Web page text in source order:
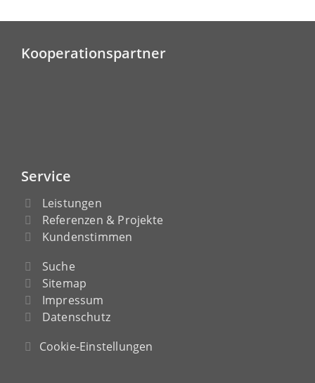
Kooperationspartner
Service
Leistungen
Referenzen & Projekte
Kundenstimmen
Suche
Sitemap
Impressum
Datenschutz
Cookie-Einstellungen